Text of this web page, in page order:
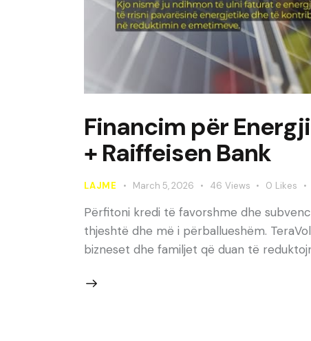
Financim për
+ Raiffeisen Bank
LAJME March 5, 2026 46 Views 0 Likes
Përfitoni kredi të favorshme dhe
thjeshtë dhe më i përballueshëm.
bizneset dhe familjet që duan të